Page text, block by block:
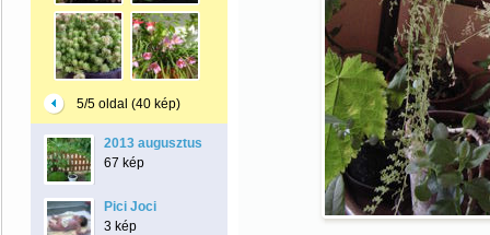
5/5 oldal (40 kép)
2013 augusztus
67 kép
Pici Joci
3 kép